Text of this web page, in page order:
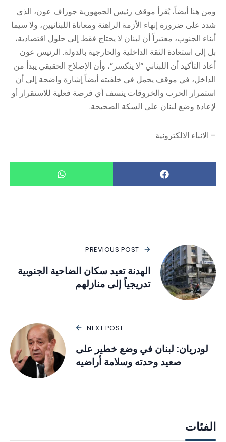
ومن هنا أيضاً، يُقرأ موقف رئيس الجمهورية جوزاف عون، الذي
شدد على ضرورة إنهاء الأزمة الراهنة ومعاناة اللبنانيين، ولا سيما
أبناء الجنوب، معتبراً أن لبنان لا يحتاج فقط إلى حلول اقتصادية،
بل إلى استعادة الثقة الداخلية والخارجية بالدولة. الرئيس عون
أعاد التأكيد أن اللبناني “لا ينكسر”، وأن الإصلاح الحقيقي يبدأ من
الداخل، في موقف يحمل في خلفيته أيضاً إشارة واضحة إلى أن
استمرار الحرب والخروقات ينسف أي فرصة فعلية للاستقرار أو
لإعادة وضع لبنان على السكة الصحيحة.
– الانباء الالكترونية
PREVIOUS POST
الهدنة تعيد سكان الضاحية الجنوبية
تدريجياً إلى منازلهم
NEXT POST
لودريان: لبنان في وضع خطير على
صعيد وحدته وسلامة أراضيه
الفئات